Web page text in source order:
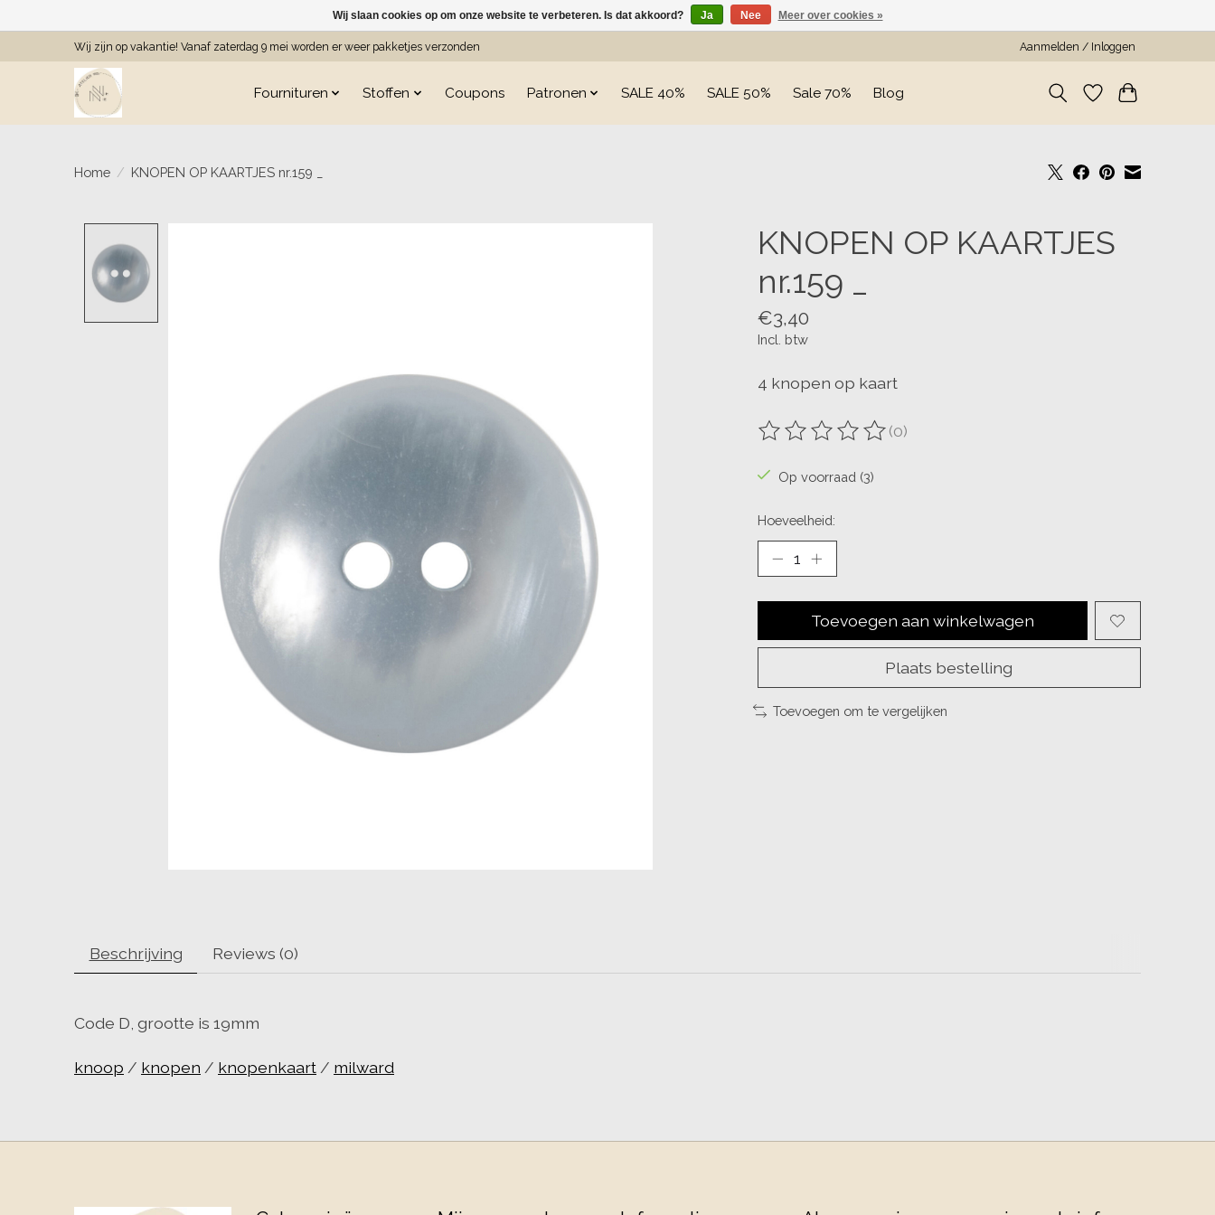
Wij zijn op vakantie! Vanaf zaterdag 9 mei worden er weer pakketjes verzonden Aanmelden / Inloggen
Fournituren Stoffen Coupons Patronen SALE 40% SALE 50% Sale 70% Blog
Home / KNOPEN OP KAARTJES nr.159 _
KNOPEN OP KAARTJES
nr.159 _
€3,40
Incl. btw
4 knopen op kaart
De beoordeling van dit product is
(0)
Op voorraad (3)
Hoeveelheid:
Toevoegen aan winkelwagen
Plaats bestelling
Toevoegen om te vergelijken
Beschrijving Reviews (0)
Code D, grootte is 19mm
knoop / knopen / knopenkaart / milward
Wij slaan cookies op om onze website te verbeteren. Is dat akkoord? Ja Nee Meer over cookies »